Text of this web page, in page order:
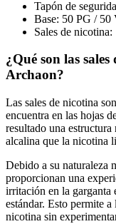
Tapón de
Base: 50 PG / 50
Sales de
¿Qué son las
Archaon?
Las sales de nicotina
encuentra en las hojas
resultado una estructura
alcalina que la nicotina
Debido a su naturaleza
proporcionan una
irritación en la garganta
estándar. Esto permite
nicotina sin